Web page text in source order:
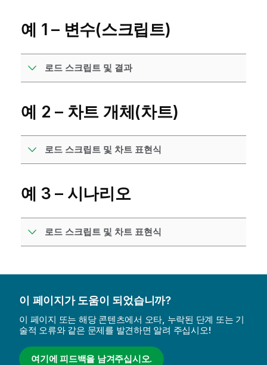
예 1 – 변수(스크립트)
로드 스크립트 및 결과
예 2 – 차트 개체(차트)
로드 스크립트 및 차트 표현식
예 3 – 시나리오
로드 스크립트 및 차트 표현식
이 페이지가 도움이 되었습니까?
이 페이지 또는 해당 콘텐츠에서 오타, 누락된 단계 또는 기
술적 오류와 같은 문제를 발견하면 알려 주십시오!
여기에 피드백을 남겨주십시오.